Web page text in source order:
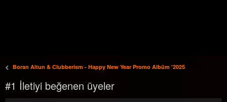
Boran Altun & Clubberism - Happy New Year Promo Albüm '2025
#1 İletiyi beğenen üyeler